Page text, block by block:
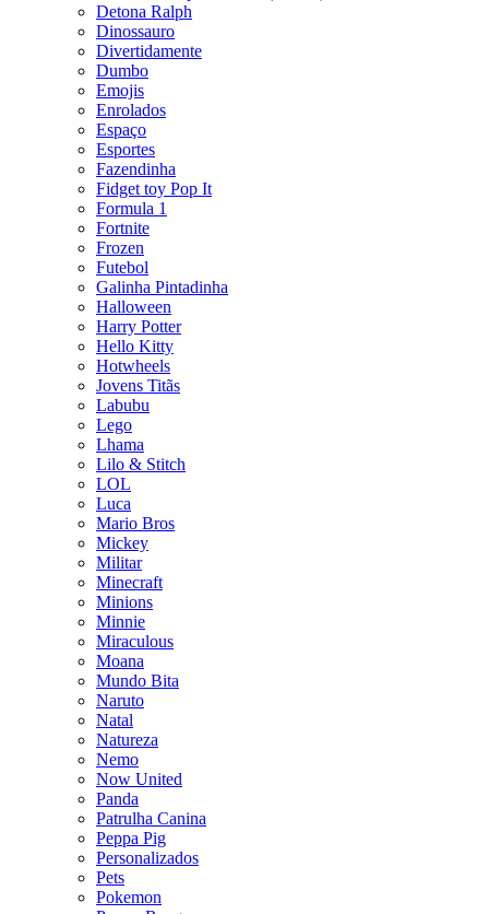
Detona Ralph
Dinossauro
Divertidamente
Dumbo
Emojis
Enrolados
Espaço
Esportes
Fazendinha
Fidget toy Pop It
Formula 1
Fortnite
Frozen
Futebol
Galinha Pintadinha
Halloween
Harry Potter
Hello Kitty
Hotwheels
Jovens Titãs
Labubu
Lego
Lhama
Lilo & Stitch
LOL
Luca
Mario Bros
Mickey
Militar
Minecraft
Minions
Minnie
Miraculous
Moana
Mundo Bita
Naruto
Natal
Natureza
Nemo
Now United
Panda
Patrulha Canina
Peppa Pig
Personalizados
Pets
Pokemon